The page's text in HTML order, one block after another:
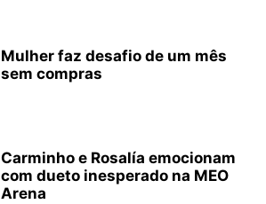
Mulher faz desafio de um mês
sem compras
Carminho e Rosalía emocionam
com dueto inesperado na MEO
Arena